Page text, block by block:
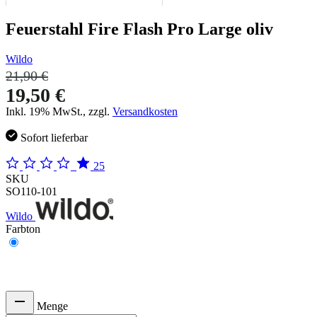
Feuerstahl Fire Flash Pro Large oliv
Wildo
21,90 €
19,50 €
Inkl. 19% MwSt., zzgl. Versandkosten
Sofort lieferbar
25
SKU
SO110-101
Wildo
Farbton
Menge